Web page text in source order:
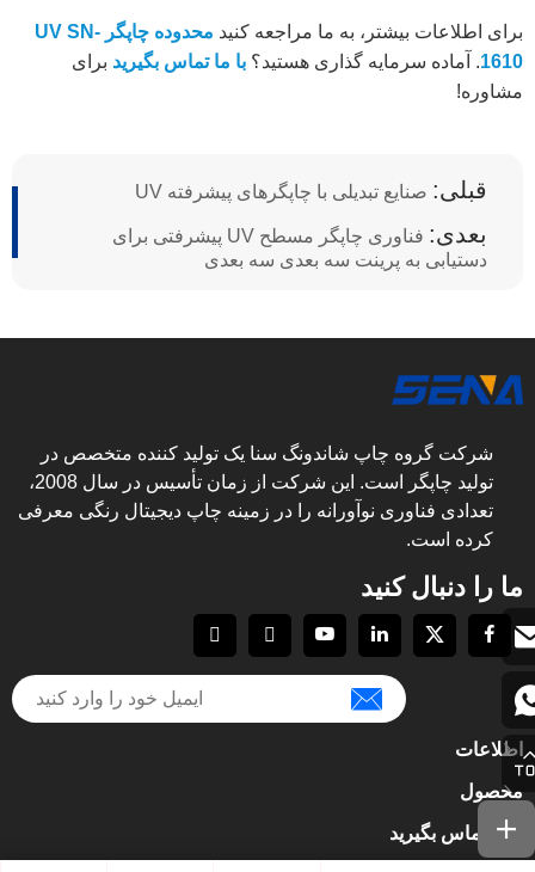
برای اطلاعات بیشتر، به ما مراجعه کنید
محدوده چاپگر UV SN-
1610. آماده سرمایه گذاری هستید؟ با ما تماس بگیرید برای
مشاوره!
قبلی: صنایع تبدیلی با چاپگرهای پیشرفته UV
بعدی:
فناوری چاپگر مسطح UV پیشرفتی برای
دستیابی به پرینت سه بعدی سه بعدی
شرکت گروه چاپ شاندونگ سنا یک تولید کننده متخصص در
تولید چاپگر است. این شرکت از زمان تأسیس در سال 2008،
تعدادی فناوری نوآورانه را در زمینه چاپ دیجیتال رنگی معرفی
کرده است.
ما را دنبال کنید
اطلاعات
محصول
با ما تماس بگیرید